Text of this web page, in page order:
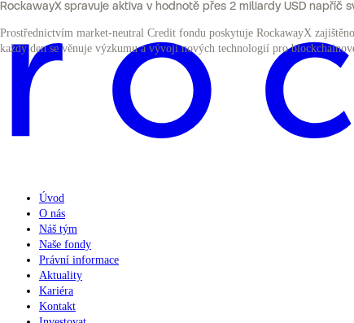
Úvod
O nás
Náš tým
Naše fondy
Právní informace
Aktuality
Kariéra
Kontakt
RockawayX spravuje aktiva v hodnotě přes 2 miliardy USD
Prostřednictvím market-neutral Credit fondu poskytuje RockawayX
každý den se věnuje výzkumu a vývoji nových technologií pro